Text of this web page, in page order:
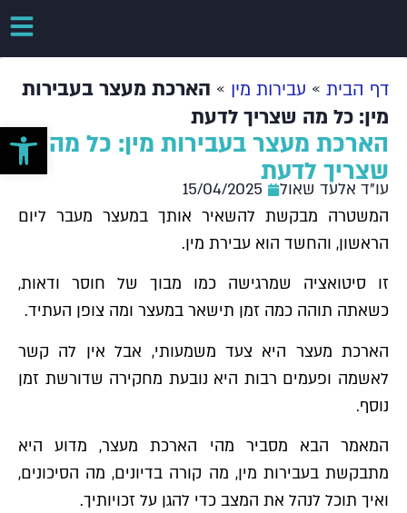
דף הבית » עבירות מין » הארכת מעצר בעבירות
מין: כל מה שצריך לדעת
הארכת מעצר בעבירות מין: כל מה
שצריך לדעת
עו"ד אלעד שאול
15/04/2025
המשטרה מבקשת להשאיר אותך במעצר מעבר ליום
הראשון, והחשד הוא עבירת מין.
זו סיטואציה שמרגישה כמו מבוך של חוסר ודאות,
כשאתה תוהה כמה זמן תישאר במעצר ומה צופן העתיד.
הארכת מעצר היא צעד משמעותי, אבל אין לה קשר
לאשמה ופעמים רבות היא נובעת מחקירה שדורשת זמן
נוסף.
המאמר הבא מסביר מהי הארכת מעצר, מדוע היא
מתבקשת בעבירות מין, מה קורה בדיונים, מה הסיכונים,
ואיך תוכל לנהל את המצב כדי להגן על זכויותיך.
פתח